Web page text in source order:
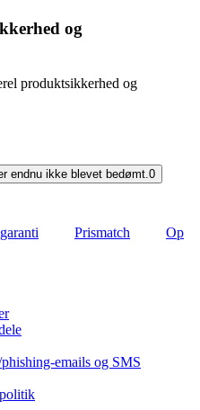
og
produktsikkerhed og
endnu ikke blevet bedømt. 0
Prismatch
Op
emails og SMS